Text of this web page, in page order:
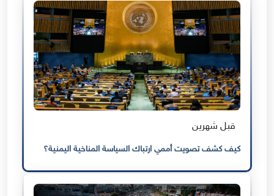
قبل شهرين
كيف كشف تصويت أممي ارتباك السياسة المناخية اليمنية؟